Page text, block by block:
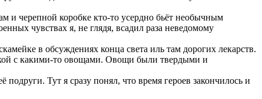
и черепной коробке кто-то усердно бьёт необычным
чувствах я, не глядя, всадил раза неведомому
в обсуждениях конца света иль там дорогих лекарств.
с какими-то овощами. Овощи были твердыми и
Тут я сразу понял, что время героев закончилось и